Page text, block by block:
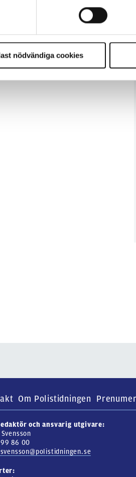
nödvändiga cookies
Om Polistidningen
och ansvarig utgivare:
86 00